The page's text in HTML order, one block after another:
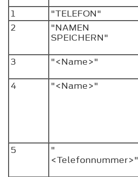
1
"TELEFON"
2
"NAMEN
SPEICHERN"
3
"<Name>"
4
"<Name>"
5
"
<Telefonnummer>"